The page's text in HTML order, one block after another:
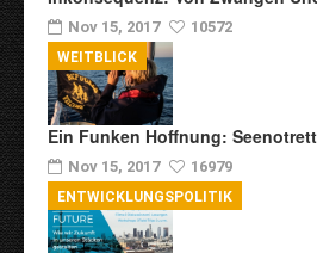
Nov 15, 2017 10572
Ein Funken Hoffnung:
Nov 15, 2017 16979
WEITBLICK
ENTWICKLUNGSPOLITIK